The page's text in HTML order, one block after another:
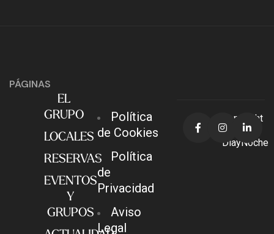
PÁGINAS
EL
GRUPO
LOCALES
RESERVAS
EVENTOS
Y
GRUPOS
Política
de Cookies
Política
de
Privacidad
Aviso
Legal
Copyright
© 2026
DiayNoche